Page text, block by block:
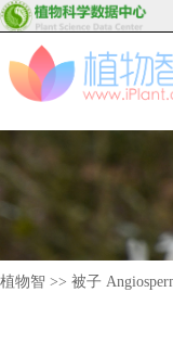
植物智 >> 被子